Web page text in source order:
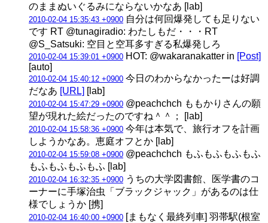
のままぬいぐるみにならないかなあ [lab]
2010-02-04 15:35:43 +0900 自分は何回爆発しても足りない
です RT @tunagiradio: わたしもだ・・・RT
@S_Satsuki: 空目と空耳多すぎる私爆発しろ
2010-02-04 15:39:01 +0900 HOT: @wakaranakatter in [Post]
[auto]
2010-02-04 15:40:12 +0900 今日のわからなかったーは好調
だなあ [URL] [lab]
2010-02-04 15:47:29 +0900 @peachchch ももかりさんの願
望が現れた絵だったのですね＾＾； [lab]
2010-02-04 15:58:36 +0900 今年は本気で、旅行オフを計画
しようかなあ。恵庭オフとか [lab]
2010-02-04 15:59:08 +0900 @peachchch もふもふもふもふ
もふもふもふもふ [lab]
2010-02-04 16:32:35 +0900 うちの大学図書館、医学書のコ
ーナーに手塚治虫「ブラックジャック」があるのは仕
様でしょうか [携]
2010-02-04 16:40:00 +0900 [まもなく最終列車] 羽帯駅(根室